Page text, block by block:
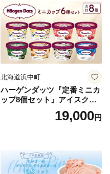
北海道浜中町
ハーゲンダッツ『定番ミニカ
ップ8個セット』アイスクリ
ーム アイス スイーツ デザー
19,000円